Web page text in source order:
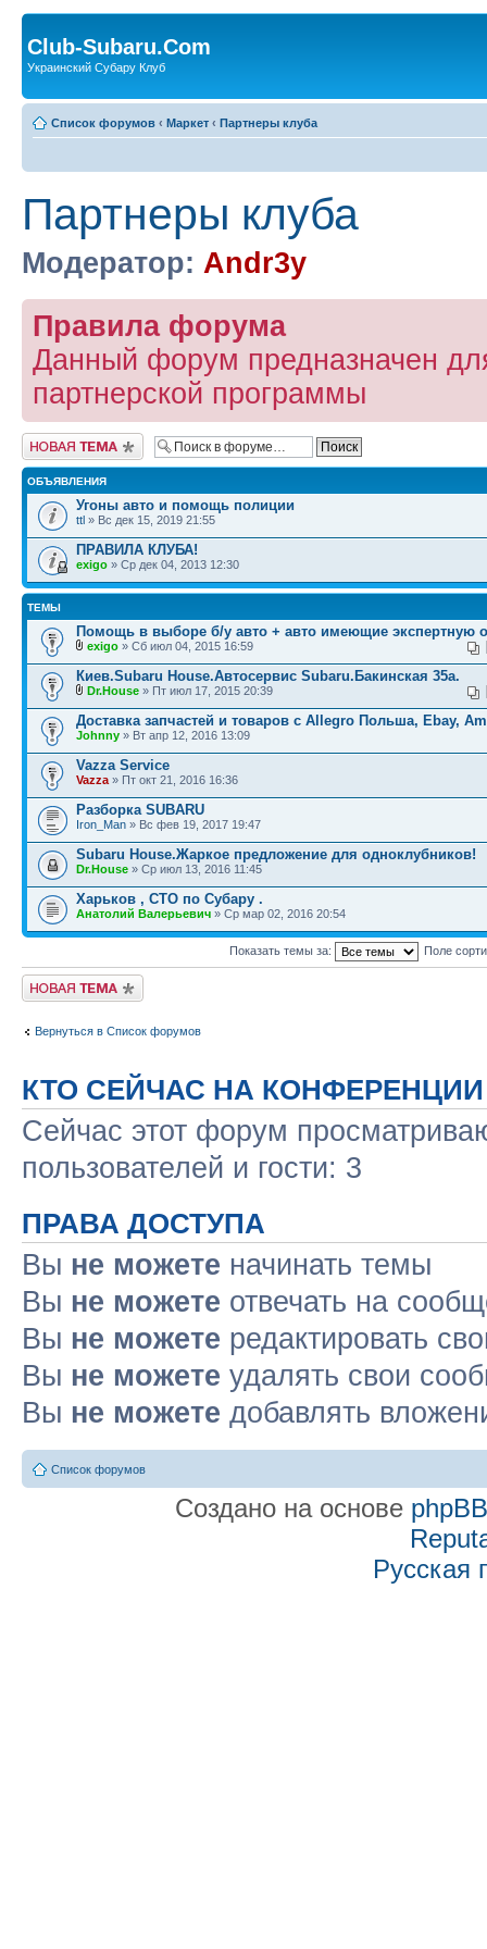
Club-Subaru.Com
Украинский Субару Клуб
Список форумов ‹ Маркет ‹ Партнеры клуба
Партнеры клуба
Модератор: Andr3y
Правила форума
Данный форум предназначен
партнерской программы
Новая тема
ОБЪЯВЛЕНИЯ
Угоны авто и помощь полиции
ttl » Вс дек 15, 2019 21:55
ПРАВИЛА КЛУБА!
exigo » Ср дек 04, 2013 12:30
ТЕМЫ
Помощь в выборе б/у авто + авто имеющие экспертную
exigo » Сб июл 04, 2015 16:59
Киев.Subaru House.Автосервис Subaru.Бакинская 35а.
Dr.House » Пт июл 17, 2015 20:39
Доставка запчастей и товаров с Allegro Польша, Ebay,
Johnny » Вт апр 12, 2016 13:09
Vazza Service
Vazza » Пт окт 21, 2016 16:36
Разборка SUBARU
Iron_Man » Вс фев 19, 2017 19:47
Subaru House.Жаркое предложение для одноклубников!
Dr.House » Ср июл 13, 2016 11:45
Харьков , СТО по Субару .
Анатолий Валерьевич » Ср мар 02, 2016 20:54
Показать темы за: Поле
Новая тема
Вернуться в Список форумов
КТО СЕЙЧАС НА КОНФЕРЕНЦИИ
Сейчас этот форум
пользователей и гости: 3
ПРАВА ДОСТУПА
Вы не можете начинать темы
Вы не можете отвечать на
Вы не можете редактировать
Вы не можете удалять свои
Вы не можете добавлять
Список форумов
Создано на основе phpBB
Русская